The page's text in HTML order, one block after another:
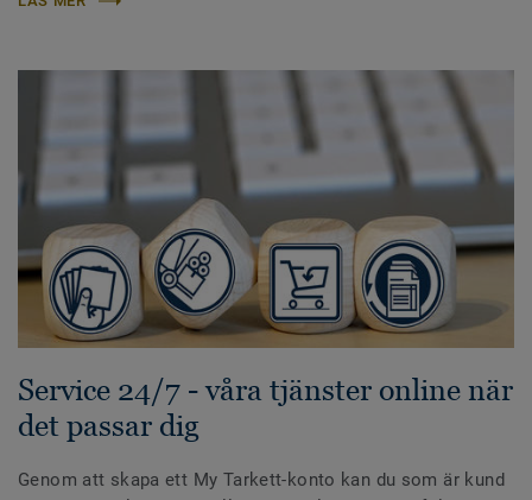
Service 24/7 - våra tjänster online när
det passar dig
Genom att skapa ett My Tarkett-konto kan du som är kund